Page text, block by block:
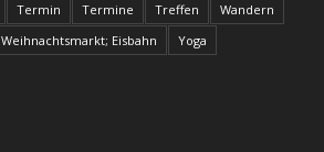
Termin Termine Treffen
Wandern
Weihnachtsmarkt; Eisbahn
Yoga